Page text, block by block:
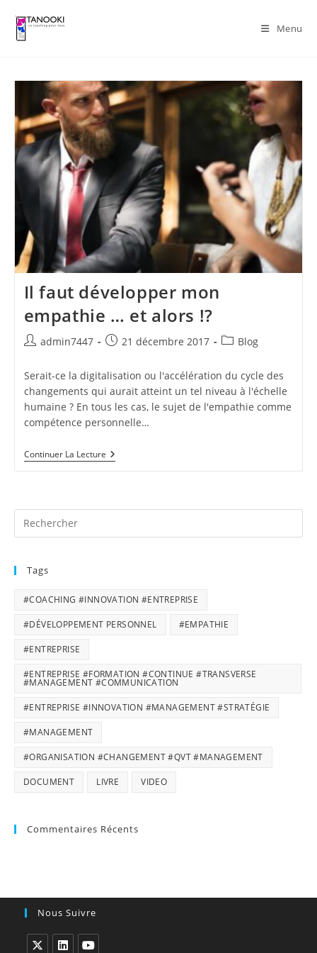
content
Menu
Il faut développer mon
empathie … et alors !?
Auteur/autrice
la
publication :
admin7447
Publication
21 décembre 2017
PostBlog
Serait-ce la digitalisation ou l'accélération du cycle des
changements qui aurait atteint un tel niveau à l'échelle
humaine ? En tous les cas, le sujet de l'empathie comme
compétence personnelle…
Continuer La LectureIl
Faut
…
Tags
#COACHING #INNOVATION #ENTREPRISE
#DÉVELOPPEMENT PERSONNEL #EMPATHIE
#ENTREPRISE
#ENTREPRISE #FORMATION #CONTINUE #TRANSVERSE
#MANAGEMENT #COMMUNICATION
#ENTREPRISE #INNOVATION #MANAGEMENT #STRATÉGIE
#MANAGEMENT
#ORGANISATION #CHANGEMENT #QVT #MANAGEMENT
DOCUMENT LIVRE VIDEO
Commentaires Récents
Nous Suivre